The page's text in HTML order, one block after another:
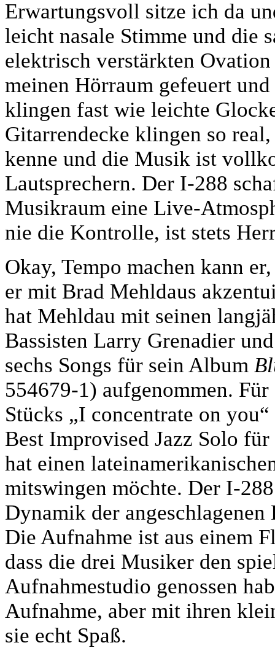
Erwartungsvoll sitze ich da
leicht nasale Stimme und die
elektrisch verstärkten
meinen Hörraum gefeuert
klingen fast wie leichte
Gitarrendecke klingen so
kenne und die Musik ist
Lautsprechern. Der I-288
Musikraum eine Live-
nie die Kontrolle, ist stets
Okay, Tempo machen kann
er mit Brad Mehldaus
hat Mehldau mit seinen
Bassisten Larry Grenadier
sechs Songs für sein Album
554679-1) aufgenommen.
Stücks „I concentrate on
Best Improvised Jazz Solo
hat einen
mitswingen möchte. Der I-
Dynamik der
Die Aufnahme ist aus einem
dass die drei Musiker den
Aufnahmestudio genossen
Aufnahme, aber mit ihren
sie echt Spaß.